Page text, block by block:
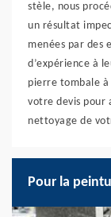
stèle, nous
un résultat
menées par des
d’expérience à
pierre tombale à
votre devis pour
nettoyage de
Pour la